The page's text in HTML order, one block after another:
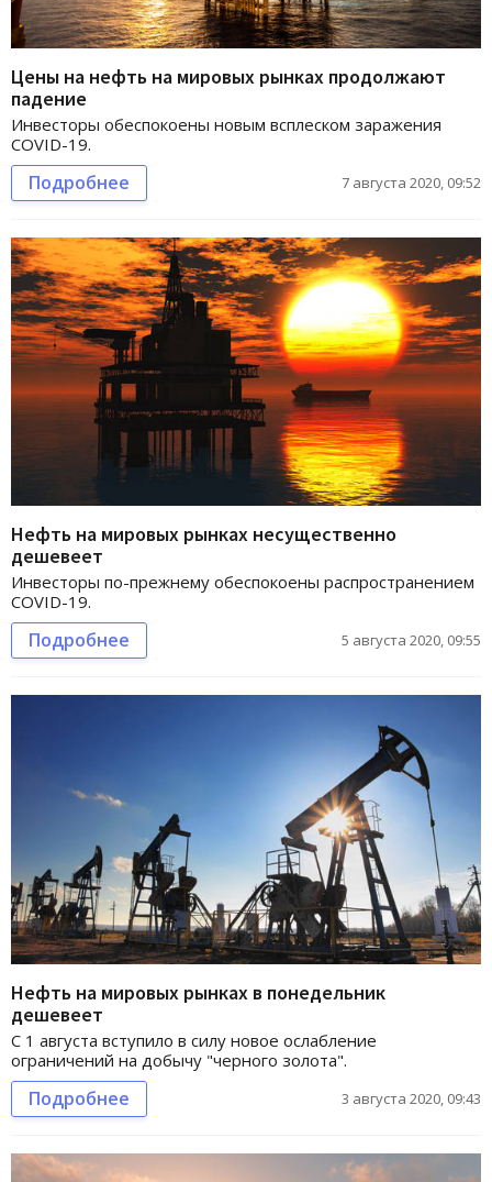
Цены на нефть на мировых рынках продолжают
падение
Инвесторы обеспокоены новым всплеском заражения
COVID-19.
Подробнее 7 августа 2020, 09:52
Нефть на мировых рынках несущественно
дешевеет
Инвесторы по-прежнему обеспокоены распространением
COVID-19.
Подробнее 5 августа 2020, 09:55
Нефть на мировых рынках в понедельник
дешевеет
С 1 августа вступило в силу новое ослабление
ограничений на добычу "черного золота".
Подробнее 3 августа 2020, 09:43